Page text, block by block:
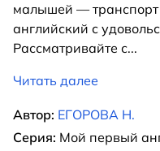
малышей — транспорт
английский с
Рассматривайте с...
Читать далее
Автор: ЕГОРОВА Н.
Серия: Мой первый